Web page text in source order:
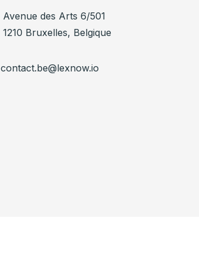
Avenue des Arts 6/501
1210 Bruxelles, Belgique
contact.be@lexnow.io